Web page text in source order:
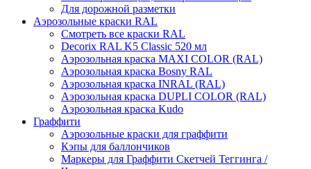
Для дорожной разметки
Аэрозольные краски RAL
Смотреть все краски RAL
Decorix RAL K5 Classic 520 мл
Аэрозольная краска MAXI COLOR (RAL)
Аэрозольная краска Bosny RAL
Аэрозольная краска INRAL (RAL)
Аэрозольная краска DUPLI COLOR (RAL)
Аэрозольная краска Kudo
Граффити
Аэрозольные краски для граффити
Кэпы для баллончиков
Маркеры для Граффити Скетчей Теггинга /